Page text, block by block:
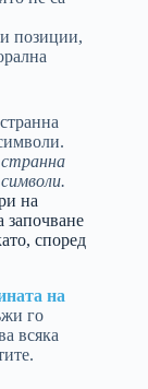
позиции,
на
започване
според
на
го
всяка